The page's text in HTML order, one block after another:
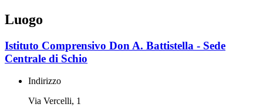
Luogo
Istituto Comprensivo Don A. Battistella - Sede
Centrale di Schio
Indirizzo
Via Vercelli, 1